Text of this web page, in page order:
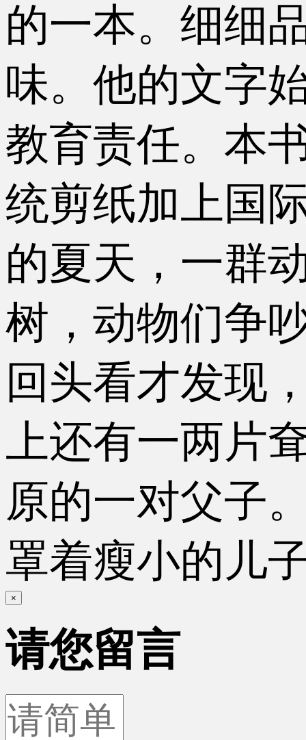
的一本。细细
味。他的文字
教育责任。本
统剪纸加上国
的夏天，一群
树，动物们争
回头看才发现
上还有一两片
原的一对父子
罩着瘦小的儿
×
请您留言